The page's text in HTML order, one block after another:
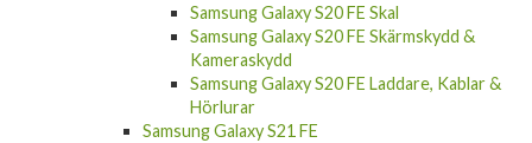
Samsung Galaxy S20 FE Skal
Samsung Galaxy S20 FE Skärmskydd &
Kameraskydd
Samsung Galaxy S20 FE Laddare, Kablar &
Hörlurar
Samsung Galaxy S21 FE